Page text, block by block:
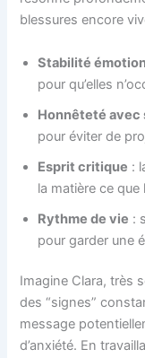
blessures encore
Stabilité
pour qu’elles
Honnêteté avec
pour éviter de
Esprit critique :
la matière ce que
Rythme de vie :
pour garder une
Imagine Clara, très
des “signes”
message
d’anxiété. En